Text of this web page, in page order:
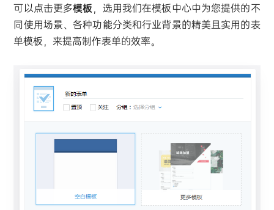
可以点击更多模板，选用我们在模板中心中为您提供的不
同使用场景、各种功能分类和行业背景的精美且实用的表
单模板，来提高制作表单的效率。